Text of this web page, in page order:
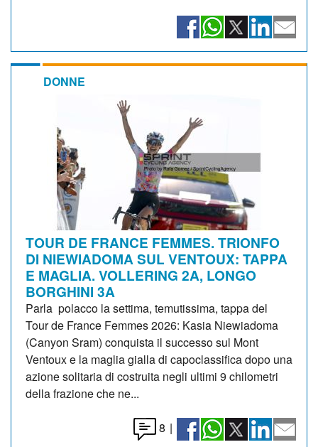
DONNE
TOUR DE FRANCE FEMMES. TRIONFO
DI NIEWIADOMA SUL VENTOUX: TAPPA
E MAGLIA. VOLLERING 2A, LONGO
BORGHINI 3A
Parla polacco la settima, temutissima, tappa del
Tour de France Femmes 2026: Kasia Niewiadoma
(Canyon Sram) conquista il successo sul Mont
Ventoux e la maglia gialla di capoclassifica dopo una
azione solitaria di costruita negli ultimi 9 chilometri
della frazione che ne...
8 |